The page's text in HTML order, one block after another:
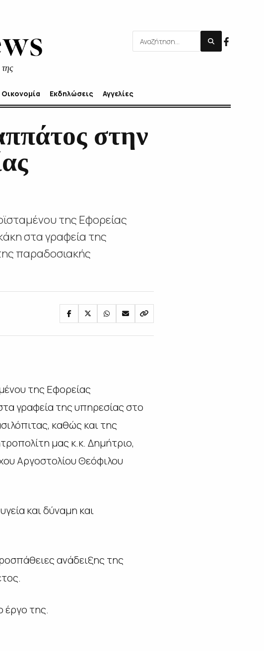
Οικονομία Εκδηλώσεις Αγγελίες
στην
της Εφορείας
στα γραφεία της
παραδοσιακής
της Εφορείας
γραφεία της υπηρεσίας στο
καθώς και της
μας κ.κ. Δημήτριο,
Αργοστολίου Θεόφιλου
και δύναμη και
ανάδειξης της
έργο της.